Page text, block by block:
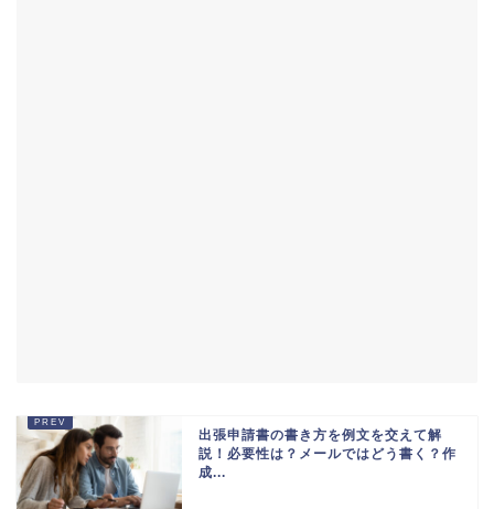
出張申請書の書き方を例文を交えて解
説！必要性は？メールではどう書く？作
成...